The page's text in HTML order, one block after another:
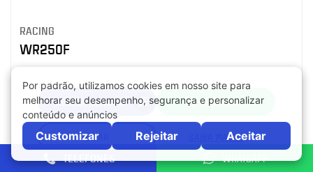
RACING
WR250F
RECEBA CONTATO WHATSAPP
LIGAR SAIBA MAIS +
Compartilhe:
TELEFONES WHATSAPP